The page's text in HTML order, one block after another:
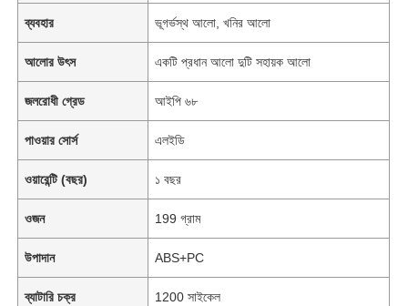
ব্যবহার ভূগর্ভস্থ আলো, খনির আলো
আলোর উৎস একটি প্রধান আলো দুটি সহায়ক আলো
জলরোধী গ্রেড আইপি ৬৮
পাওয়ার সোর্স এলইডি
ওয়ারেন্টি (বছর) ১ বছর
ওজন 199 গ্রাম
উপাদান ABS+PC
ব্যাটারি চক্র 1200 সাইকেল